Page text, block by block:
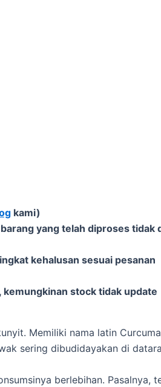
kami)
yang telah diproses tidak
kehalusan sesuai pesanan
stock tidak update
Memiliki nama latin
sering dibudidayakan di
berlebihan. Pasalnya,